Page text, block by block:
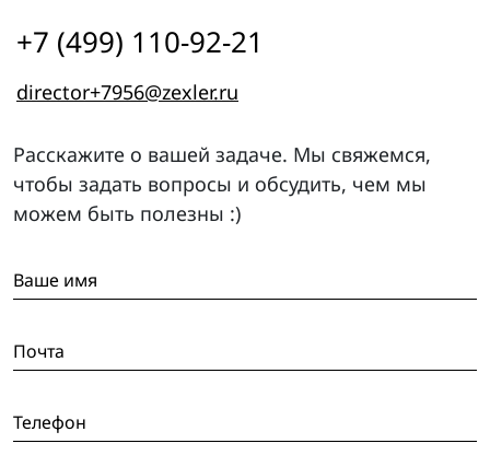
Расскажите о вашей задаче. Мы свяжемся,
чтобы задать вопросы и обсудить, чем мы
можем быть полезны :)
+7 (499) 110-92-21
director+7956@zexler.ru